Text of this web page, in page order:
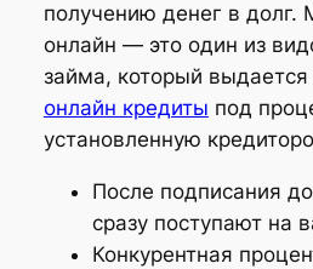
получению денег в долг.
онлайн — это один из
займа, который выдается
онлайн кредиты под
установленную
После подписания
сразу поступают на
Конкурентная